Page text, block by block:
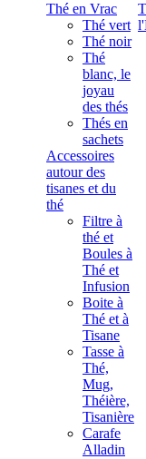
Thé en Vrac
Thé vert
Thé noir
Thé
blanc, le
joyau
des thés
Thés en
sachets
Accessoires
autour des
tisanes et du
thé
Filtre à
thé et
Boules à
Thé et
Infusion
Boite à
Thé et à
Tisane
Tasse à
Thé,
Mug,
Théière,
Tisanière
Carafe
Alladin